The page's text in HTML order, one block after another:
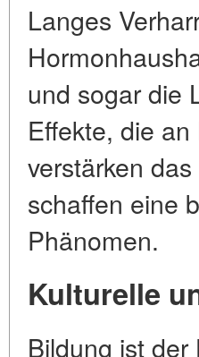
Langes
und sogar die
Effekte, die
verstärken
schaffen eine
Phänomen.
Kulturelle
Bildung ist